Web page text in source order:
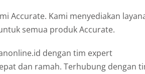
Accurate. Kami menyediakan
semua produk Accurate.
dengan tim expert
dan ramah. Terhubung dengan